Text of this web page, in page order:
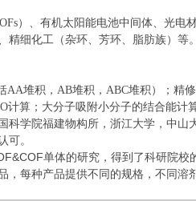
）、有机太阳能电池中间体、光
精细化工（杂环、芳环、脂肪族）等
堆积，AB堆积，ABC堆积）；精修
算；大分子吸附小分子的结合能计
科学院福建物构所，浙江大学，中
可。
单体的研究，得到了科研院
，每种产品提供不同的规格，不同